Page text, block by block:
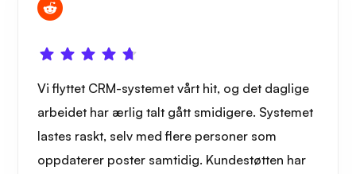
Vi flyttet CRM-systemet vårt hit, og det daglige
arbeidet har ærlig talt gått smidigere. Systemet
lastes raskt, selv med flere personer som
oppdaterer poster samtidig. Kundestøtten har